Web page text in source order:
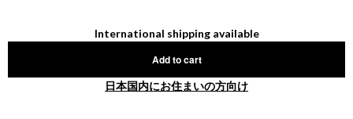
International shipping available
Add to cart
日本国内にお住まいの方向け